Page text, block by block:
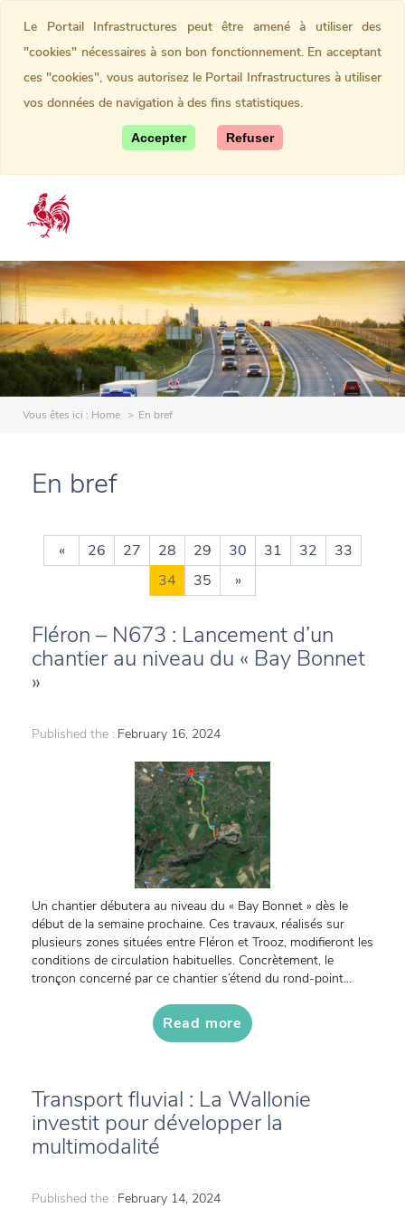
Vous êtes ici : Home En bref
En bref
« 26 27 28 29 30 31 32
33
34
35 »
Fléron – N673 : Lancement d’un
chantier au niveau du « Bay Bonnet
»
Published the : February 16, 2024
Un chantier débutera au niveau du « Bay Bonnet » dès le
début de la semaine prochaine. Ces travaux, réalisés sur
plusieurs zones situées entre Fléron et Trooz, modifieront les
conditions de circulation habituelles. Concrètement, le
tronçon concerné par ce chantier s’étend du rond-point...
Read more
Transport fluvial : La Wallonie
investit pour développer la
multimodalité
Published the : February 14, 2024
Le Portail Infrastructures peut être amené à utiliser des
"cookies" nécessaires à son bon fonctionnement. En acceptant
ces "cookies", vous autorisez le Portail Infrastructures à utiliser
vos données de navigation à des fins statistiques.
Accepter Refuser